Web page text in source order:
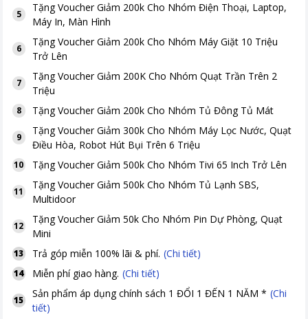
5
TặngVoucher Giảm 200k Cho Nhóm Điện Thoại, Laptop,
Máy In, Màn Hình
6
TặngVoucher Giảm 200k Cho Nhóm Máy Giặt 10 Triệu
Trở Lên
7
TặngVoucher Giảm 200K Cho Nhóm Quạt Trần Trên 2
Triệu
8 TặngVoucher Giảm 200k Cho Nhóm Tủ Đông Tủ Mát
9
TặngVoucher Giảm 300k Cho Nhóm Máy Lọc Nước, Quạt
Điều Hòa, Robot Hút Bụi Trên 6 Triệu
10 TặngVoucher Giảm 500k Cho Nhóm Tivi 65 Inch Trở Lên
11
TặngVoucher Giảm 500k Cho Nhóm Tủ Lạnh SBS,
Multidoor
12
TặngVoucher Giảm 50k Cho Nhóm Pin Dự Phòng, Quạt
Mini
13 Trả góp miễn 100% lãi & phí. (Chi tiết)
14 Miễn phí giao hàng. (Chi tiết)
15
Sản phẩm áp dụng chính sách 1 ĐỔI 1 ĐẾN 1 NĂM * (Chi
tiết)